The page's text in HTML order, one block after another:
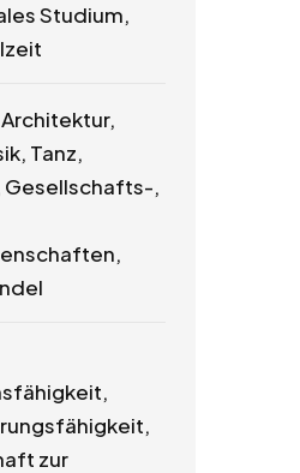
Studium,
Tanz,
Gesellschafts-,
zur